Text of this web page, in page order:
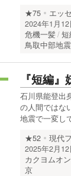
★75 エッ
2024年1月
危機一髪 短
鳥取中部地震
『短編
石川県能登出
の人間ではな
地震で一変し
★52 現代
2025年2月
カクヨムオ
京